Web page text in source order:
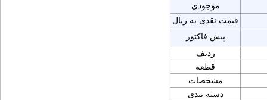
موجودی
قیمت نقدی به ریال
پیش فاکتور
ردیف
قطعه
مشخصات
دسته بندی